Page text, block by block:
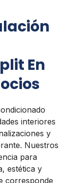
En
interiores
y
Nuestros
para
estética y
corresponde